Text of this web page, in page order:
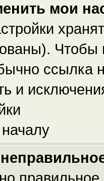
мои
Чтобы
ссылка
и